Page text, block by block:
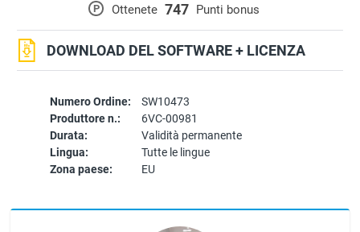
Numero Ordine:
SW10473
Produttore n.:
6VC-00981
Durata:
Validità permanente
Lingua:
Tutte le lingue
Zona paese:
EU
P Ottenete 747 Punti bonus
DOWNLOAD DEL SOFTWARE + LICENZA